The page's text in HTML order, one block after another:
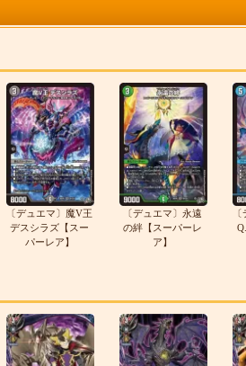
〔デュエマ〕魔V王
デスシラズ【スー
パーレア】
〔デュエマ〕永遠
の絆【スーパーレ
ア】